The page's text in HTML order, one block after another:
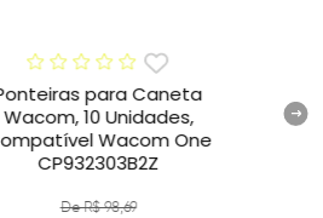
para Caneta
10 Unidades,
Wacom One
CP932303B2Z
De R$ 98,69